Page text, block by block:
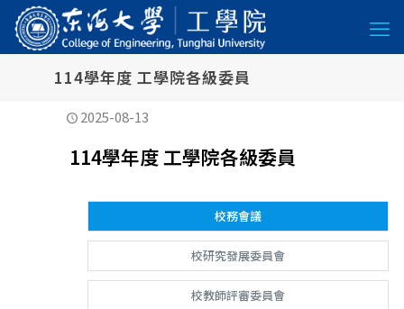
114學年度 工學院各級委員
2025-08-13
114學年度 工學院各級委員
校務會議
校研究發展委員會
校教師評審委員會